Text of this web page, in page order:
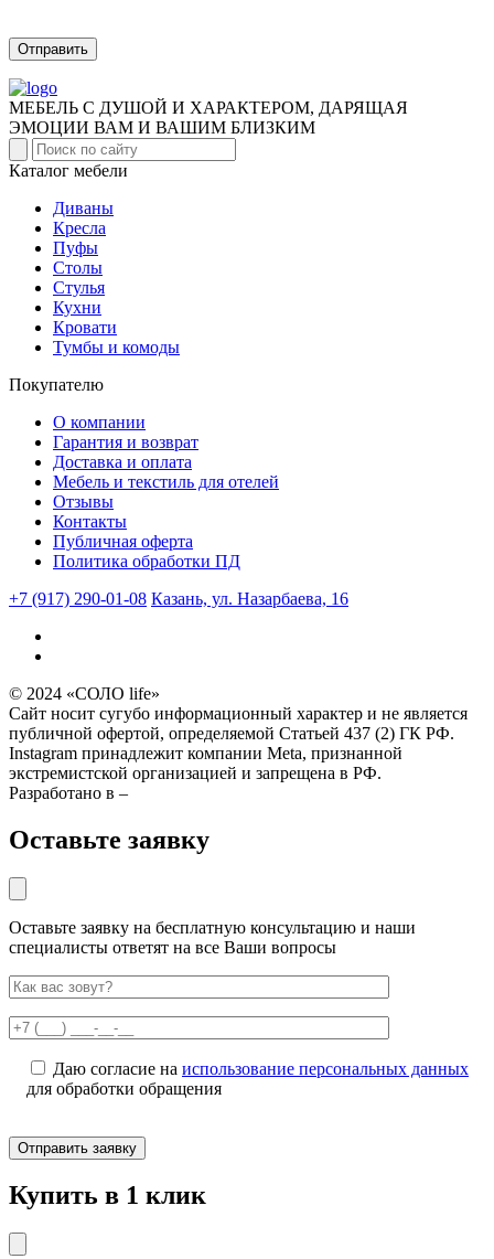
Отправить
МЕБЕЛЬ С ДУШОЙ И ХАРАКТЕРОМ, ДАРЯЩАЯ
ЭМОЦИИ ВАМ И ВАШИМ БЛИЗКИМ
Каталог мебели
Диваны
Кресла
Пуфы
Столы
Стулья
Кухни
Кровати
Тумбы и комоды
Покупателю
О компании
Гарантия и возврат
Доставка и оплата
Мебель и текстиль для отелей
Отзывы
Контакты
Публичная оферта
Политика обработки ПД
+7 (917) 290-01-08 Казань, ул. Назарбаева, 16
© 2024 «СОЛО life»
Сайт носит сугубо информационный характер и не является
публичной офертой, определяемой Статьей 437 (2) ГК РФ.
Instagram принадлежит компании Meta, признанной
экстремистской организацией и запрещена в РФ.
Разработано в –
Оставьте заявку
Оставьте заявку на бесплатную консультацию и наши
специалисты ответят на все Ваши вопросы
Даю согласие на использование персональных данных
для обработки обращения
Купить в 1 клик